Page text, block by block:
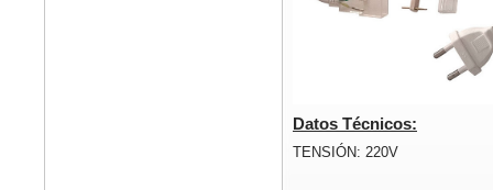
Datos Técnicos:
TENSIÓN: 220V